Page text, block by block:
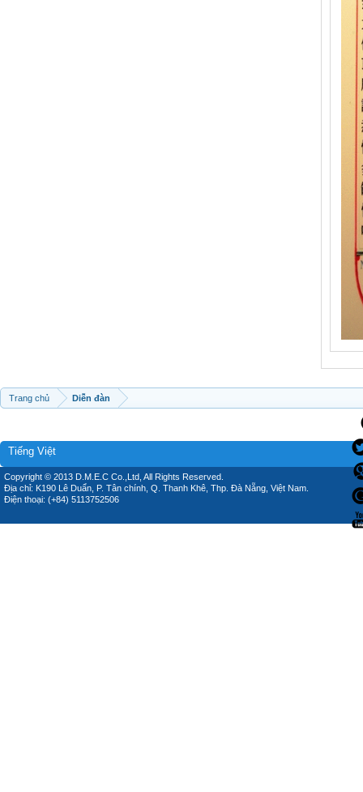
Trang chủ Diễn đàn
Tiếng Việt
Copyright © 2013 D.M.E.C Co.,Ltd, All Rights Reserved.
Địa chỉ: K190 Lê Duẩn, P. Tân chính, Q. Thanh Khê, Thp. Đà Nẵng, Việt Nam.
Điện thoại: (+84) 5113752506